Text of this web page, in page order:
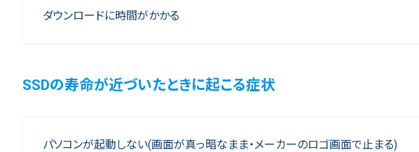
ダウンロードに時間がかかる
SSDの寿命が近づいたときに起こる症状
パソコンが起動しない(画面が真っ暗なまま・メーカーのロゴ画面で止まる)